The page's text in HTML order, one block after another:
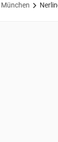
München